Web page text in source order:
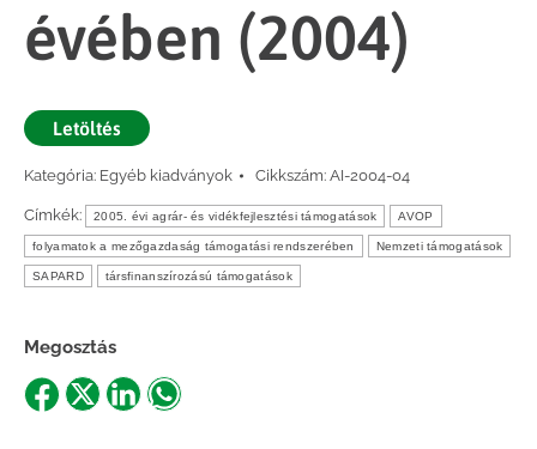
évében (2004)
Letöltés
Kategória: Egyéb kiadványok Cikkszám: AI-2004-04
Címkék: 2005. évi agrár- és vidékfejlesztési támogatások AVOP
folyamatok a mezőgazdaság támogatási rendszerében Nemzeti támogatások
SAPARD társfinanszírozású támogatások
Megosztás
ShareShareShareShare